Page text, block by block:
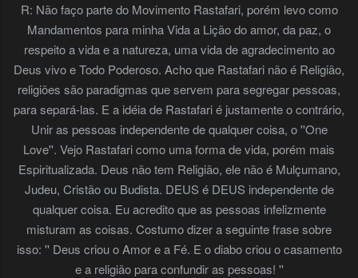
R: Não faço parte do Movimento Rastafari, porém levo como
Mandamentos para minha Vida a Lição do amor, da paz, o
respeito a vida e a natureza, uma vida de agradecimento ao
Deus vivo e Todo Poderoso. Acho que Rastafari não é Religião,
religiões são paradigmas que servem para segregar pessoas,
para separá-las. E a idéia de Rastafari é justamente o contrário,
Unir as pessoas independente de qualquer coisa, o ''One
Love''. Vejo Rastafari como uma forma de vida, porém mais
Espiritualizada. Deus não tem Religião, ele não é Mulçumano,
Judeu, Cristão ou Budista. DEUS é DEUS independente de
qualquer coisa. Eu acredito que as pessoas infelizmente
misturam as coisas. Costumo dizer a seguinte frase sobre
isso: '' Deus criou o Amor e a Fé. E o diabo criou o casamento
e a religião para confundir as pessoas! ''